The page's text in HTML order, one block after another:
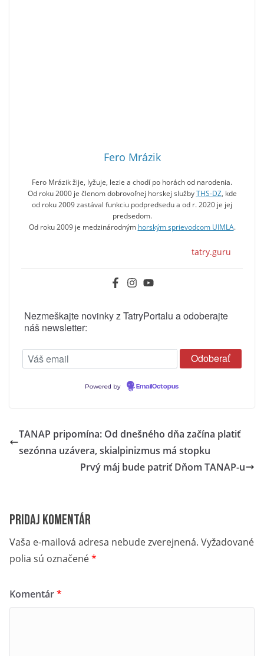
Fero Mrázik
Fero Mrázik žije, lyžuje, lezie a chodí po horách od narodenia.
Od roku 2000 je členom dobrovoľnej horskej službyTHS-DZ, kde
od roku 2009 zastával funkciu podpredsedu a od r. 2020 je jej
predsedom.
Od roku 2009 je medzinárodným horským sprievodcom UIMLA.
tatry.guru
Nezmeškajte novinky z TatryPortalu a odoberajte
náš newsletter:
Powered by EmailOctopus
TANAP pripomína: Od dnešného dňa začína platiť
sezónna uzávera, skialpinizmus má stopku
Prvý máj bude patriť Dňom TANAP-u
Pridaj komentár
Vaša e-mailová adresa nebude zverejnená. Vyžadované
polia sú označené*
Komentár*